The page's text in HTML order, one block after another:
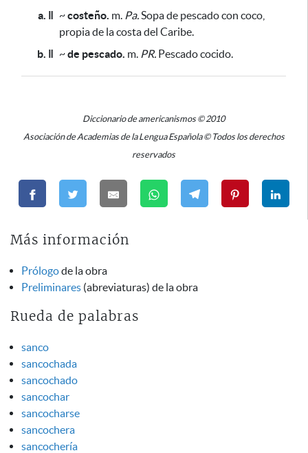
a. ǁ ~costeño. m. Pa.Sopa de pescado con coco,
propia de la costa del Caribe.
b. ǁ ~de pescado. m. PR. Pescado cocido.
Diccionario de americanismos © 2010
Asociación de Academias de la Lengua Española © Todos los derechos
reservados
Más información
Prólogode la obra
Preliminares (abreviaturas) de la obra
Rueda de palabras
sanco
sancochada
sancochado
sancochar
sancocharse
sancochera
sancochería